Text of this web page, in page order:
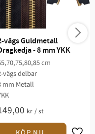
vägs Guldmetall
- 8 mm YKK
cm
vägs delbar
mm Metall
kr /st